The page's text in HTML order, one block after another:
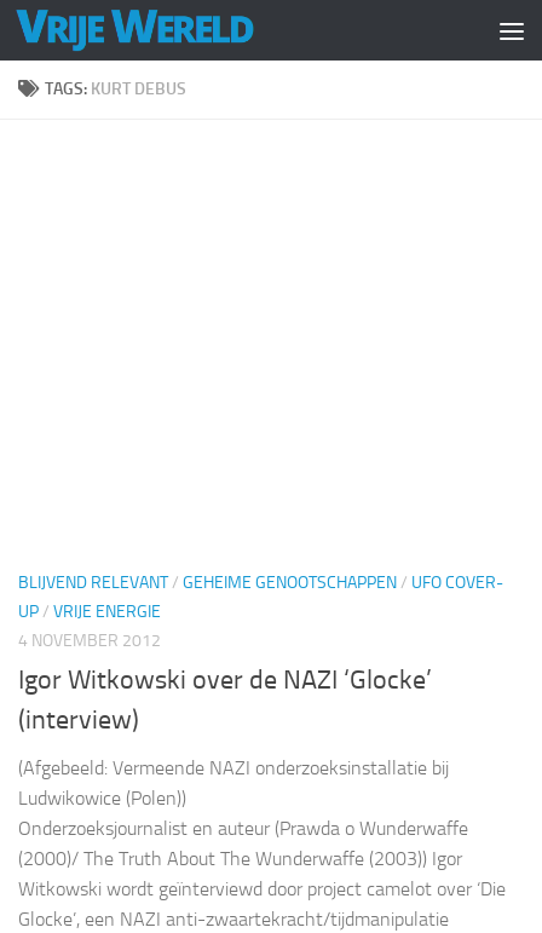
Doorgaan naar inhoud
TAGS: KURT DEBUS
BLIJVEND RELEVANT/ GEHEIME GENOOTSCHAPPEN/ UFO COVER-
UP/ VRIJE ENERGIE
4 NOVEMBER 2012
Igor Witkowski over de NAZI ‘Glocke’
(interview)
(Afgebeeld: Vermeende NAZI onderzoeksinstallatie bij
Ludwikowice (Polen))
Onderzoeksjournalist en auteur (Prawda o Wunderwaffe
(2000)/ The Truth About The Wunderwaffe (2003)) Igor
Witkowski wordt geïnterviewd door project camelot over ‘Die
Glocke’, een NAZI anti-zwaartekracht/tijdmanipulatie